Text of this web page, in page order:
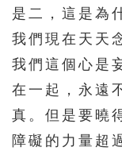
是二，這是為
我們現在天天
我們這個心是
在一起，永遠
真。但是要曉
障礙的力量超